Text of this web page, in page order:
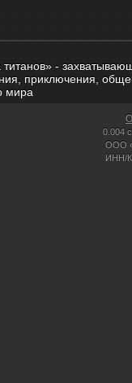
титанов» -
приключения,
мира
0.004
ООО
ИНН/